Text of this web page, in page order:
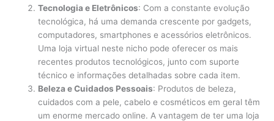
Tecnologia e Eletrônicos: Com a constante evolução
tecnológica, há uma demanda crescente por gadgets,
computadores, smartphones e acessórios eletrônicos.
Uma loja virtual neste nicho pode oferecer os mais
recentes produtos tecnológicos, junto com suporte
técnico e informações detalhadas sobre cada item.
Beleza e Cuidados Pessoais: Produtos de beleza,
cuidados com a pele, cabelo e cosméticos em geral têm
um enorme mercado online. A vantagem de ter uma loja